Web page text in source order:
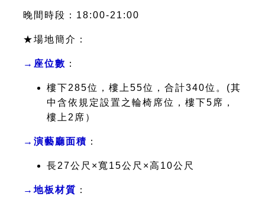
晚間時段：18:00-21:00
★場地簡介 ：
→座位數 ：
樓下285位，樓上55位，合計340位。(其
中含依規定設置之輪椅席位，樓下5席，
樓上2席）
→演藝廳面積 ：
長27公尺×寬15公尺×高10公尺
→地板材質 ：